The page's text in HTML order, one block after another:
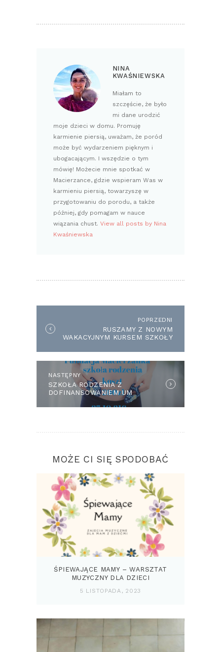
NINA
KWAŚNIEWSKA
Miałam to
szczęście, że było
mi dane urodzić
moje dzieci w domu. Promuję
karmienie piersią, uważam, że poród
może być wydarzeniem pięknym i
ubogacającym. I wszędzie o tym
mówię! Możecie mnie spotkać w
Macierzance, gdzie wspieram Was w
karmieniu piersią, towarzyszę w
przygotowaniu do porodu, a także
później, gdy pomagam w nauce
wiązania chust. View all posts by Nina
Kwaśniewska
POPRZEDNI
RUSZAMY Z NOWYM
WAKACYJNYM KURSEM SZKOŁY
NASTĘPNY Next
post:
SZKOŁA RODZENIA Z
DOFINANSOWANIEM UM
SZCZECIN
MOŻE CI SIĘ SPODOBAĆ
ŚPIEWAJĄCE MAMY – WARSZTAT
MUZYCZNY DLA DZIECI
5 LISTOPADA, 2023